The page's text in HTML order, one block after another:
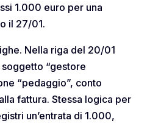
1.000 euro per una
il 27/01.
Nella riga del 20/01
“gestore
“pedaggio”, conto
fattura. Stessa logica per
un’entrata di 1.000,